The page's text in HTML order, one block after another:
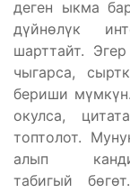
деген ыкма
дүйнөлүк
шарттайт.
чыгарса,
бериши
окулса,
топтолот.
алып
табигый